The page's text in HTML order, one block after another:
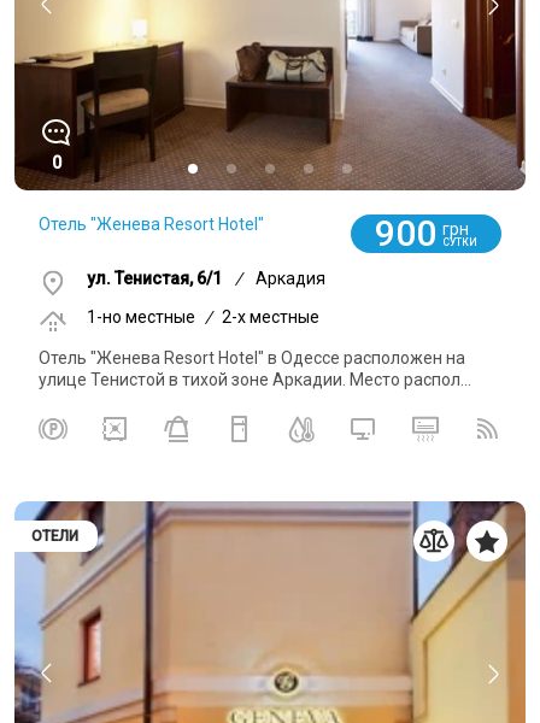
0
Отель "Женева Resort Hotel" 900 грн
СУТКИ
ул. Тенистая, 6/1 /
Аркадия
1-но местные
/ 2-x местные
Отель "Женева Resort Hotel" в Одессе расположен на
улице Тенистой в тихой зоне Аркадии. Место распол...
ОТЕЛИ